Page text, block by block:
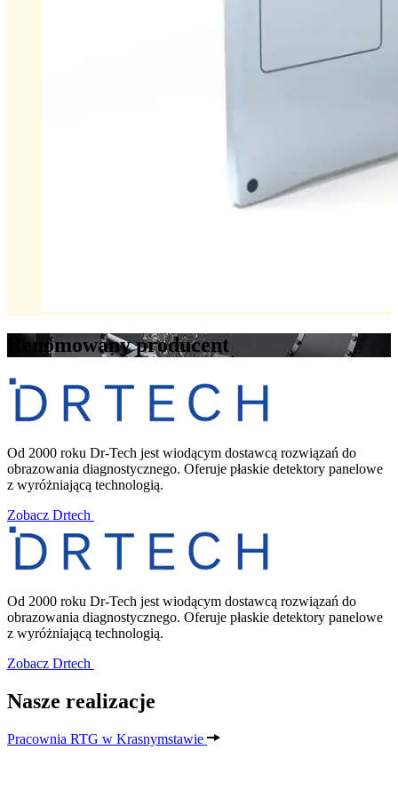
Renomowany producent
Od 2000 roku Dr-Tech jest wiodącym dostawcą rozwiązań do
obrazowania diagnostycznego. Oferuje płaskie detektory panelowe
z wyróżniającą technologią.
Zobacz Drtech
Od 2000 roku Dr-Tech jest wiodącym dostawcą rozwiązań do
obrazowania diagnostycznego. Oferuje płaskie detektory panelowe
z wyróżniającą technologią.
Zobacz Drtech
Nasze realizacje
Pracownia RTG w Krasnymstawie